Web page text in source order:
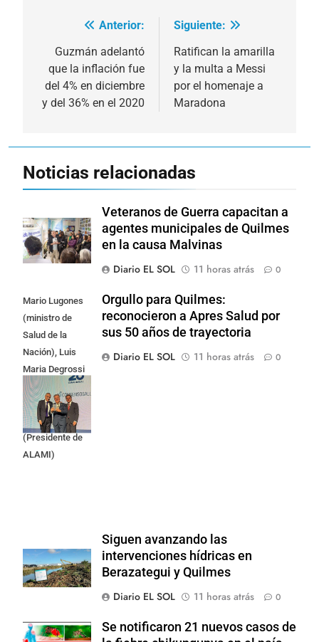
Navegación
entradas
Anterior:
Guzmán adelantó
que la inflación fue
del 4% en diciembre
y del 36% en el 2020
Siguiente:
Ratifican la amarilla
y la multa a Messi
por el homenaje a
Maradona
Noticias relacionadas
Veteranos de Guerra capacitan a
agentes municipales de Quilmes
en la causa Malvinas
Diario EL SOL
11 horas atrás 0
Mario Lugones
(ministro de
Salud de la
Nación), Luis
Maria Degrossi
(Presidente de
Apres Salud) y
Cristian Mazza
(Presidente de
ALAMI)
Orgullo para Quilmes:
reconocieron a Apres Salud por
sus 50 años de trayectoria
Diario EL SOL
11 horas atrás 0
Siguen avanzando las
intervenciones hídricas en
Berazategui y Quilmes
Diario EL SOL
11 horas atrás 0
Se notificaron 21 nuevos casos de